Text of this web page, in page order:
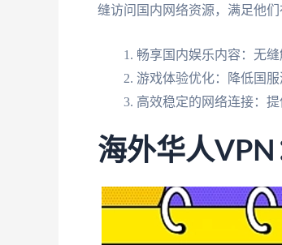
缝访问国内网络资源，满足他
畅享国内娱乐内容：无
游戏体验优化：降低国服
高效稳定的网络连接：
海外华人